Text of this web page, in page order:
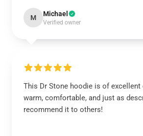
M Michael
Verified owner
This Dr Stone hoodie is of excellent
warm, comfortable, and just as
recommend it to others!